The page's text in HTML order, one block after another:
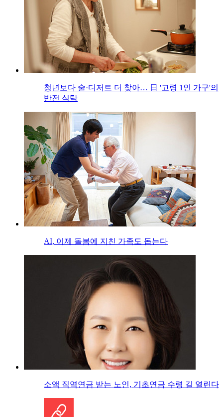
청년보다 술·디저트 더 찾아… 日 '고령 1인 가구'의
반전 식탁
AI, 이제 돌봄에 지친 가족도 돕는다
소액 직역연금 받는 노인, 기초연금 수령 길 열린다